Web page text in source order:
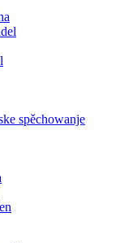
spěchowanje